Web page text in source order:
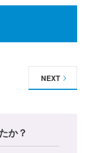
NEXT
か？